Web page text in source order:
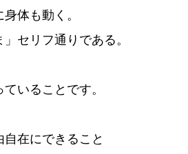
体も動く。
セリフ通りである。
いることです。
在にできること